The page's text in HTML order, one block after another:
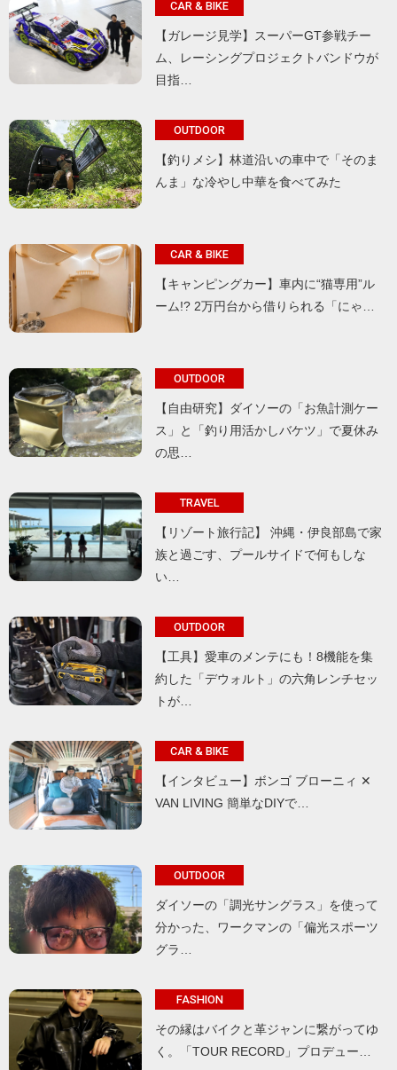
CAR & BIKE
【ガレージ見学】スーパーGT参戦チー
ム、レーシングプロジェクトバンドウが
目指…
OUTDOOR
【釣りメシ】林道沿いの車中で「そのま
んま」な冷やし中華を食べてみた
CAR & BIKE
【キャンピングカー】車内に“猫専用”ル
ーム!? 2万円台から借りられる「にゃ…
OUTDOOR
【自由研究】ダイソーの「お魚計測ケー
ス」と「釣り用活かしバケツ」で夏休み
の思…
TRAVEL
【リゾート旅行記】 沖縄・伊良部島で家
族と過ごす、プールサイドで何もしな
い…
OUTDOOR
【工具】愛車のメンテにも！8機能を集
約した「デウォルト」の六角レンチセッ
トが…
CAR & BIKE
【インタビュー】ボンゴ ブローニィ ✕
VAN LIVING 簡単なDIYで…
OUTDOOR
ダイソーの「調光サングラス」を使って
分かった、ワークマンの「偏光スポーツ
グラ…
FASHION
その縁はバイクと革ジャンに繋がってゆ
く。「TOUR RECORD」プロデュー…